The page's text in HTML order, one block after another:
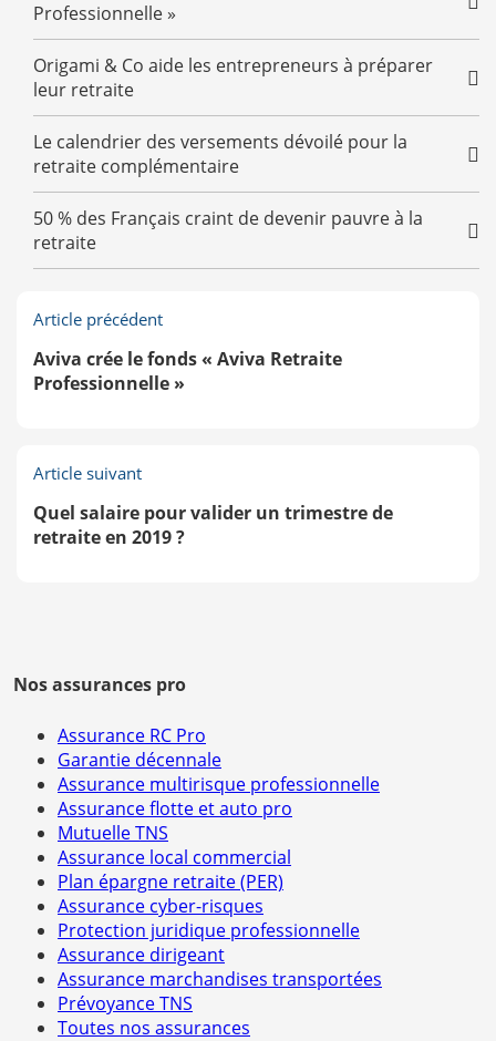
Professionnelle »
Origami & Co aide les entrepreneurs à préparer
leur retraite
Le calendrier des versements dévoilé pour la
retraite complémentaire
50 % des Français craint de devenir pauvre à la
retraite
Article précédent
Aviva crée le fonds « Aviva Retraite
Professionnelle »
Article suivant
Quel salaire pour valider un trimestre de
retraite en 2019 ?
Nos assurances pro
Assurance RC Pro
Garantie décennale
Assurance multirisque professionnelle
Assurance flotte et auto pro
Mutuelle TNS
Assurance local commercial
Plan épargne retraite (PER)
Assurance cyber-risques
Protection juridique professionnelle
Assurance dirigeant
Assurance marchandises transportées
Prévoyance TNS
Toutes nos assurances